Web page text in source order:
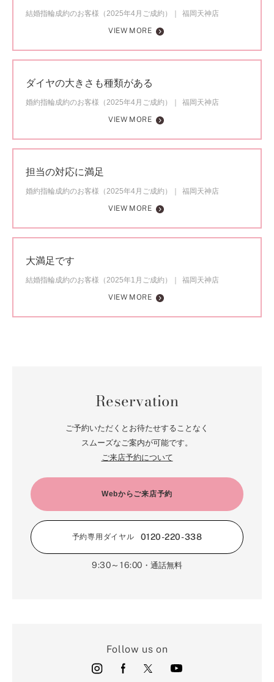
結婚指輪成約のお客様（2025年4月ご成約）
福岡天神店
VIEW MORE
ダイヤの大きさも種類がある
婚約指輪成約のお客様（2025年4月ご成約）
福岡天神店
VIEW MORE
担当の対応に満足
婚約指輪成約のお客様（2025年4月ご成約）
福岡天神店
VIEW MORE
大満足です
結婚指輪成約のお客様（2025年1月ご成約）
福岡天神店
VIEW MORE
Reservation
ご予約いただくとお待たせすることなく
スムーズなご案内が可能です。
ご来店予約について
Webからご来店予約
予約専用ダイヤル 0120-220-338
9:30～16:00 ・通話無料
Follow us on